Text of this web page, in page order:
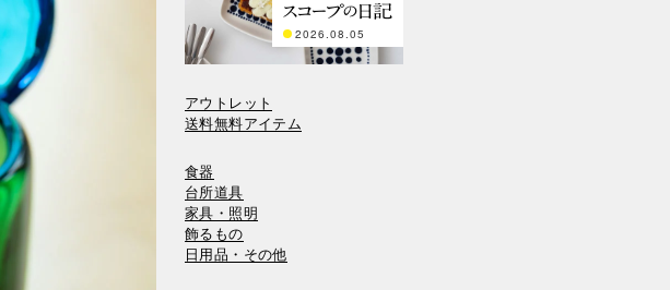
2026.08.05
アウトレット
送料無料アイテム
食器
台所道具
家具・照明
飾るもの
日用品・その他